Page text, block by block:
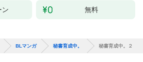
ン 無料
BLマンガ 秘書育成中。 秘書育成中。２